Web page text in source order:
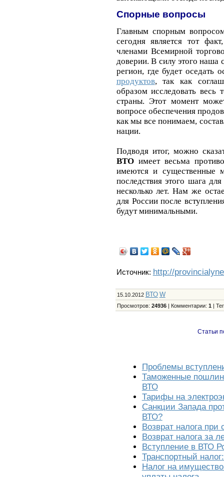
Спорные вопросы
Главным спорным
сегодня является тот
членами Всемирной
доверии. В силу этого наша
регион, где будет оседать
продуктов, так как
образом исследовать весь
страны. Этот момент
вопросе обеспечения
как мы все понимаем,
нации.
Подводя итог, можно
ВТОимеет весьма
имеются и существенные
последствия этого шага
несколько лет. Нам же
для России после
будут минимальными.
Источник: http://
15.10.2012 ВТО W
Просмотров: 24936| Комментарии: 1|
Статьи
Проблемы
Таможенные
ВТО
Тарифы на
Санкции Запада
ВТО?
Возврат налога при
Возврат налога за
Вступление в ВТО
Транспортный
Налог на